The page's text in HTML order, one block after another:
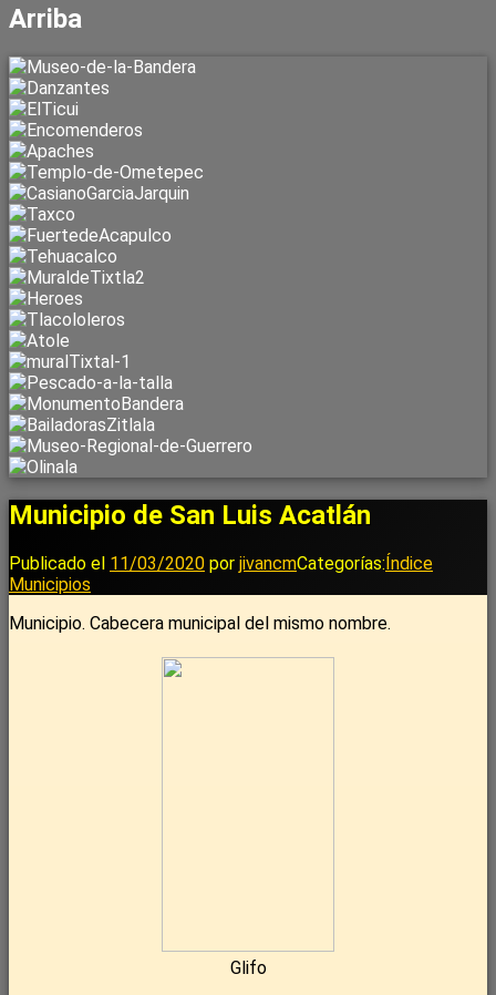
Arriba
Municipio de San Luis Acatlán
Publicado el 11/03/2020 por jivancmCategorías: Índice
Municipios
Municipio. Cabecera municipal del mismo nombre.
Glifo